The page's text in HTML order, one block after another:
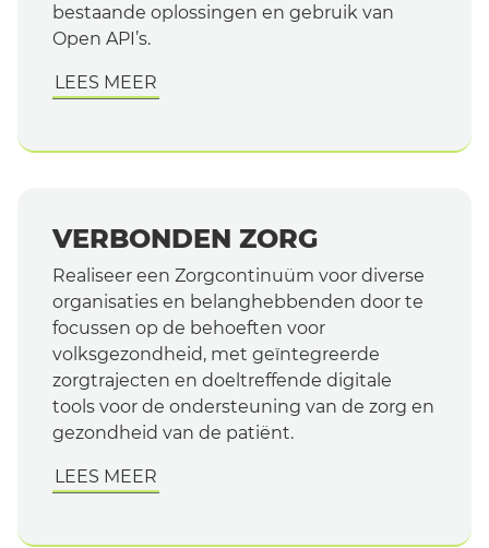
bestaande oplossingen en gebruik van
Open API’s.
LEES MEER
VERBONDEN ZORG
Realiseer een Zorgcontinuüm voor diverse
organisaties en belanghebbenden door te
focussen op de behoeften voor
volksgezondheid, met geïntegreerde
zorgtrajecten en doeltreffende digitale
tools voor de ondersteuning van de zorg en
gezondheid van de patiënt.
LEES MEER